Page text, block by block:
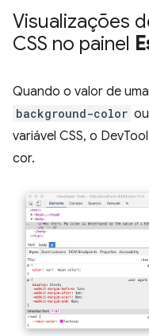
Visualizações
CSS no painel
Quando o valor de
background-color ou
variável CSS, o
cor.